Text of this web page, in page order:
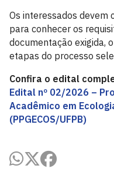
Os interessados
para conhecer os
documentação exigida,
etapas do processo
Confira o edital
Edital nº 02/2026 –
Acadêmico em
(PPGECOS/UFPB)